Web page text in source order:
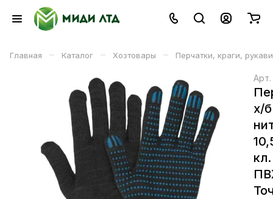
Главная – Каталог – Хозтовары – Перчатки, краги,
Арт.
х/
кл.